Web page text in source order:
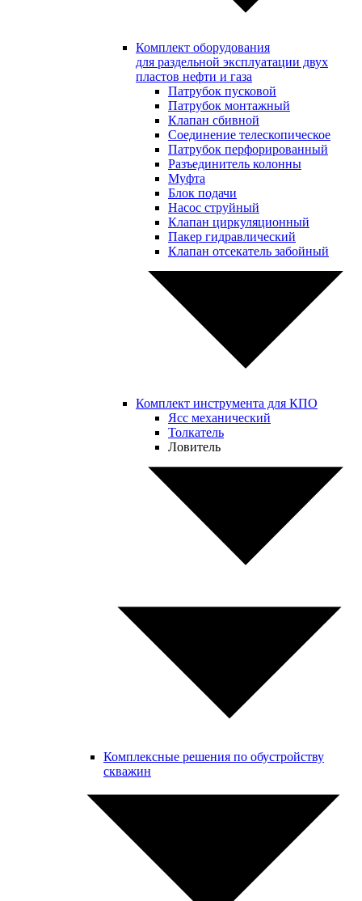
Комплект оборудования
для раздельной эксплуатации двух
пластов нефти и газа
Патрубок пусковой
Патрубок монтажный
Клапан сбивной
Соединение телескопическое
Патрубок перфорированный
Разъединитель колонны
Муфта
Блок подачи
Насос струйный
Клапан циркуляционный
Пакер гидравлический
Клапан отсекатель забойный
Комплект инструмента для КПО
Ясс механический
Толкатель
Ловитель
Комплексные решения по обустройству
скважин